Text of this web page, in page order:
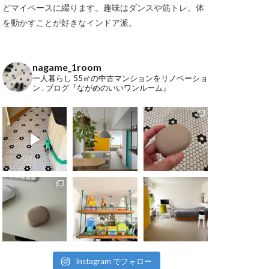
どマイペースに綴ります。趣味はダンスや筋トレ。体
を動かすことが好きなインドア派。
nagame_1room
一人暮らし 55㎡の中古マンションをリノベーショ
ン . ブログ『ながめのいいワンルーム』
Instagram でフォロー